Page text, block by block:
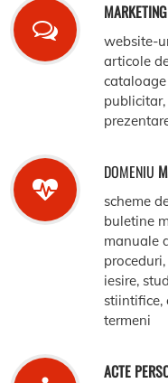
website-
articole
DOMENIU
scheme
buletine
manuale
iesire,
stiintifice,
termeni
ACTE